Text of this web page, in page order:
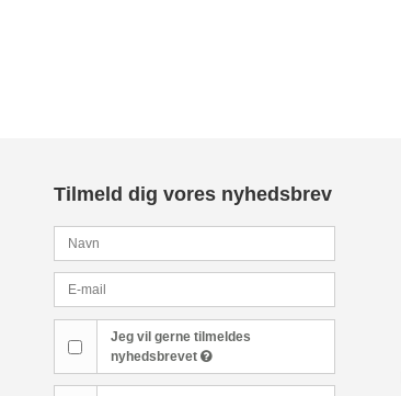
Tilmeld dig vores nyhedsbrev
Jeg vil gerne tilmeldes
nyhedsbrevet